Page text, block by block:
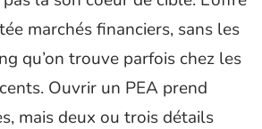
marchés financiers, sans les
qu’on trouve parfois chez les
Ouvrir un PEA prend
mais deux ou trois détails